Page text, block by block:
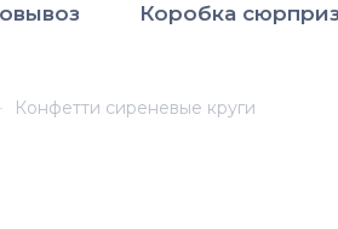
Коробка сюрприз
Конфетти сиреневые круги